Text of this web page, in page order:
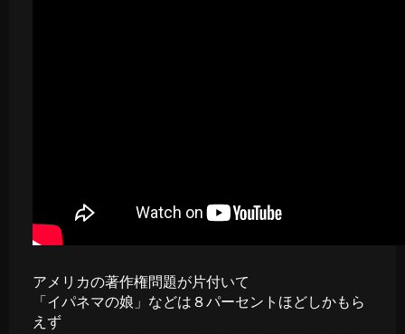
アメリカの著作権問題が片付いて
「イパネマの娘」などは８パーセントほどしかもら
えず